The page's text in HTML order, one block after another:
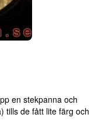
en stekpanna och
tills de fått lite färg och